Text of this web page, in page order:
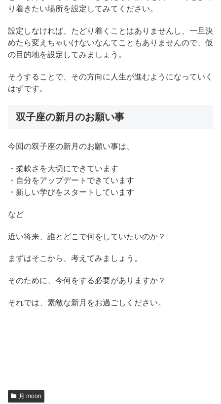
り着きたい場所を設定してみてください。
設定しなければ、たどり着くことはありませんし、一旦決
めたら変えちゃいけないなんてこともありませんので、仮
の目的地を設定してみましょう。
そうすることで、その方向に人生が進むようになっていく
はずです。
双子座の新月のお願い事
今回の双子座の新月のお願い事は、
・柔軟さを大切にできています
・自分をアップデートできています
・新しい学びをスタートしています
など
近い将来、誰とどこで何をしていたいのか？
まずはそこから、考えてみましょう。
そのために、今何をする必要がありますか？
それでは、素敵な新月をお過ごしください。
月 moon